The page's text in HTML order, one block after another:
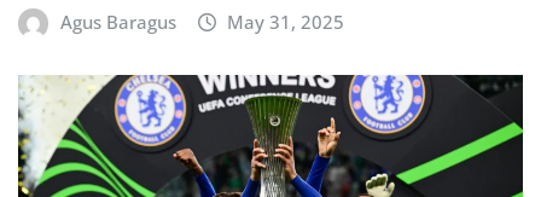
Agus Baragus May 31, 2025